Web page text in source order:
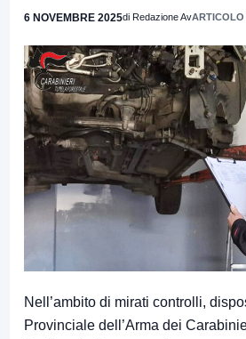
6 NOVEMBRE 2025di Redazione AvARTICOLO
Nell’ambito di mirati controlli,
Provinciale dell’Arma dei